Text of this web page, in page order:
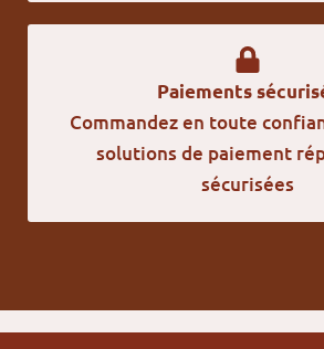
Paiements
Commandez en toute
solutions de paiement
sécurisées